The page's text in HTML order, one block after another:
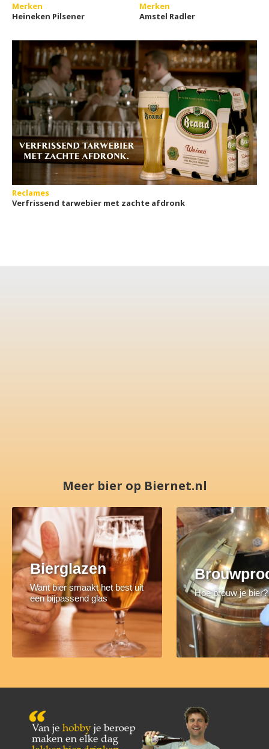
Merken
Heineken Pilsener
Merken
Amstel Radler
Reclames
Verfrissend tarwebier met zachte afdronk
Meer bier op Biernet.nl
Bierglazen
Want bier smaakt het best uit
een bijpassend glas
Hoe brouw je bier?